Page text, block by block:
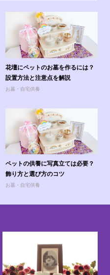
花壇にペットのお墓を作るには？
設置方法と注意点を解説
お墓・自宅供養
ペットの供養に写真立ては必要？
飾り方と選び方のコツ
お墓・自宅供養